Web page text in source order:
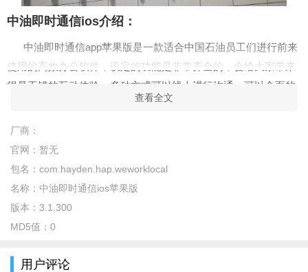
中油即时通信ios介绍：
中油即时通信app苹果版是一款适合中国石油员工们进行前来
使用的高效办公软件，设定的功能是非常齐全的，会给大家带来
很是不错的互动体验，多种方式可以线上进行沟通，可以全面的
提高大家的工作效率，而且最新的企业通知动态信息，也是可以
最新掌握到的哦。
中油即时通信ios
1.推送后拟定一封电子邮件，并分配在适合的時间推送;
2.在电子邮件和闲聊中设定提示，清除你的发件箱;
3.将关键的会话拖至侧边栏便于桌面搜索;
查看全文
厂商：
官网： 暂无
包名： com.hayden.hap.weworklocal
名称： 中油即时通信ios苹果版
版本： 3.1.300
MD5值： 0
用户评论